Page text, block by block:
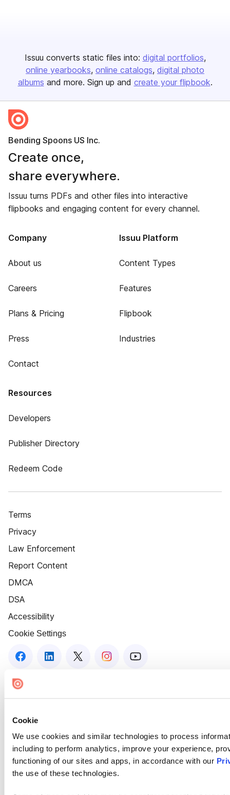
Cookie
We use cookies and similar technologies to process
including to perform analytics, improve your experience,
functioning of our sites and apps, in accordance with our
the use of these technologies.
Issuu converts static files into: digital portfolios
online yearbooks online catalogs digital photo
albums and more. Sign up and create your flipbook.
Bending Spoons US Inc.
Create once,
share everywhere.
Issuu turns PDFs and other files into interactive
flipbooks and engaging content for every channel.
Company
About us
Careers
Plans & Pricing
Press
Contact
Issuu Platform
Content Types
Features
Flipbook
Industries
Resources
Developers
Publisher Directory
Redeem Code
Terms
Privacy
Law Enforcement
Report Content
DMCA
DSA
Accessibility
Cookie Settings